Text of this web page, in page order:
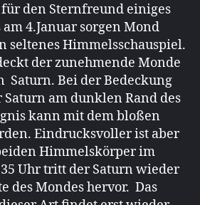
für den Sternfreund einiges
4.Januar sorgen Mond
seltenes Himmelsschauspiel.
der zunehmende Monde
Saturn. Bei der Bedeckung
am dunklen Rand des
kann mit dem bloßen
Eindrucksvoller ist aber
Himmelskörper im
Uhr tritt der Saturn wieder
des Mondes hervor. Das